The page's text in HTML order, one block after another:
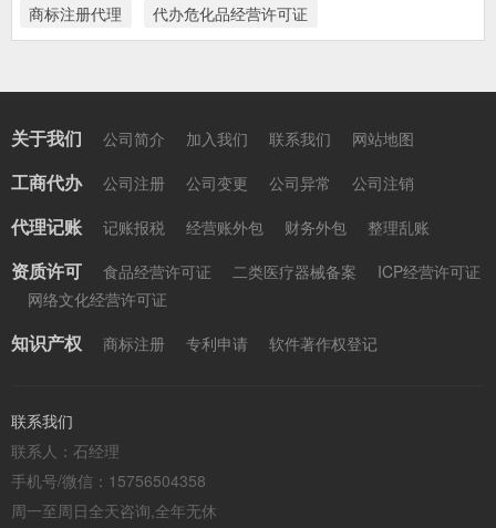
商标注册代理
代办危化品经营许可证
关于我们 公司简介 加入我们 联系我们 网站地图
工商代办 公司注册 公司变更 公司异常 公司注销
代理记账 记账报税 经营账外包 财务外包 整理乱账
资质许可 食品经营许可证 二类医疗器械备案
ICP经营许可证
网络文化经营许可证
知识产权 商标注册 专利申请 软件著作权登记
联系我们
联系人：石经理
手机号/微信：15756504358
周一至周日全天咨询,全年无休